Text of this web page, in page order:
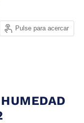
Pulse para acercar